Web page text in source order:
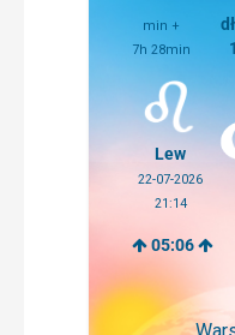
min +
7h 28min
Lew
22-07-2026
21:14
05:06